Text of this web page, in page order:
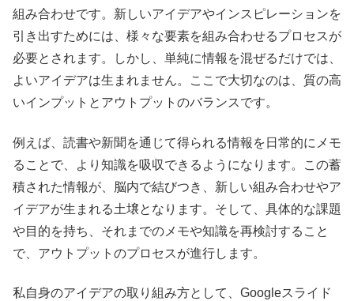
組み合わせです。新しいアイデアやインスピレーションを
引き出すためには、様々な要素を組み合わせるプロセスが
必要とされます。しかし、単純に情報を混ぜるだけでは、
よいアイデアは生まれません。ここで大切なのは、質の高
いインプットとアウトプットのバランスです。
例えば、読書や新聞を通じて得られる情報を日常的にメモ
ることで、より知識を吸収できるようになります。この蓄
積された情報が、脳内で結びつき、新しい組み合わせやア
イデアが生まれる土壌となります。そして、具体的な課題
や目的を持ち、それまでのメモや知識を再検討すること
で、アウトプットのプロセスが進行します。
私自身のアイデアの取り組み方として、Googleスライド